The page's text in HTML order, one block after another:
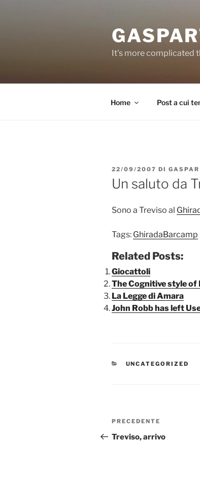
It's more complicated
Home Post a cui
PUBBLICATO
IL
22/09/2007 DI
Un saluto da
Sono a Treviso al
Tags: GhiradaBarcamp
Related Posts:
Giocattoli
The Cognitive style of
La Legge di Amara
John Robb has left
CATEGORIE
UNCATEGORIZED
Navigazione
articoli
Articolo
precedente:
PRECEDENTE
Treviso, arrivo